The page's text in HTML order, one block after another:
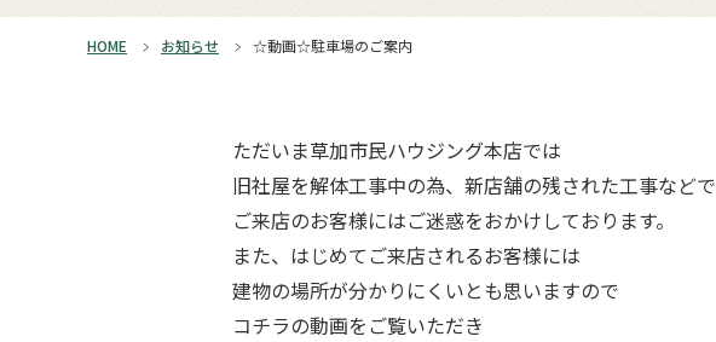
HOME お知らせ ☆動画☆駐車場のご案内
ただいま草加市民ハウジング本店では
旧社屋を解体工事中の為、新店舗の残された工事などで
ご来店のお客様にはご迷惑をおかけしております。
また、はじめてご来店されるお客様には
建物の場所が分かりにくいとも思いますので
コチラの動画をご覧いただき